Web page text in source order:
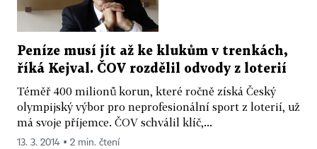
Peníze musí jít až ke klukům v trenkách,
říká Kejval. ČOV rozdělil odvody z loterií
Téměř 400 milionů korun, které ročně získá Český
olympijský výbor pro neprofesionální sport z loterií, už
má svoje příjemce. ČOV schválil klíč,...
13. 3. 2014 ▪ 2 min. čtení